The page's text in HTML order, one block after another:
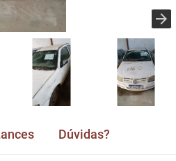
Dúvidas?